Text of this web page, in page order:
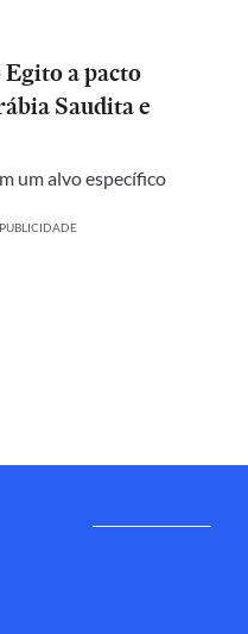
a pacto
Saudita e
um alvo específico